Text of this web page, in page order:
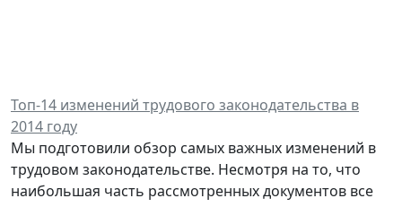
Топ-14 изменений трудового законодательства в
2014 году
Мы подготовили обзор самых важных изменений в
трудовом законодательстве. Несмотря на то, что
наибольшая часть рассмотренных документов все